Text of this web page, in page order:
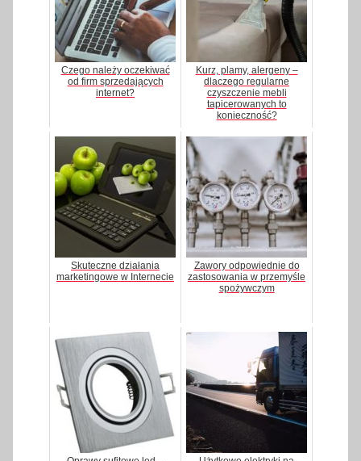
Czego należy oczekiwać
od firm sprzedających
internet?
Kurz, plamy, alergeny –
dlaczego regularne
czyszczenie mebli
tapicerowanych to
konieczność?
Skuteczne działania
marketingowe w Internecie
Zawory odpowiednie do
zastosowania w przemyśle
spożywczym